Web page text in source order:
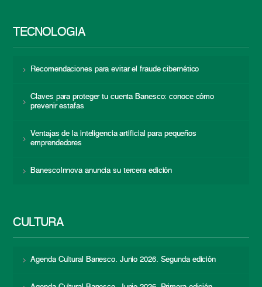
TECNOLOGÍA
Recomendaciones para evitar el fraude cibernético
Claves para proteger tu cuenta Banesco: conoce cómo
prevenir estafas
Ventajas de la inteligencia artificial para pequeños
emprendedores
BanescoInnova anuncia su tercera edición
CULTURA
Agenda Cultural Banesco. Junio 2026. Segunda edición